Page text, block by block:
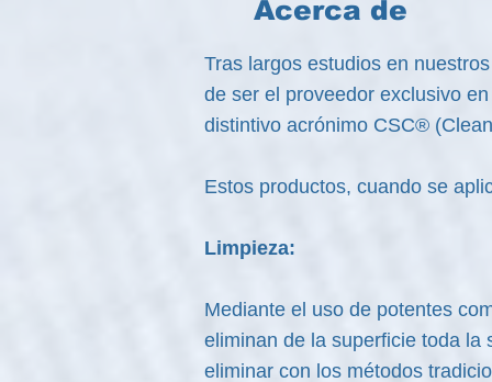
Acerca de
Tras largos estudios en
de ser el proveedor exclusivo
distintivo acrónimo CSC®
Estos productos, cuando se
Limpieza:
Mediante el uso de potentes
eliminan de la superficie toda la
eliminar con los métodos